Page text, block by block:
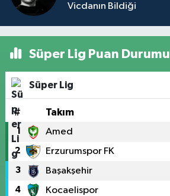
Vicdanın Bildiği
Süper Lig Puan Durumu
Süper Lig
# Takım
1 Amed
2 Erzurumspor FK
3 Başakşehir
4 Kocaelispor